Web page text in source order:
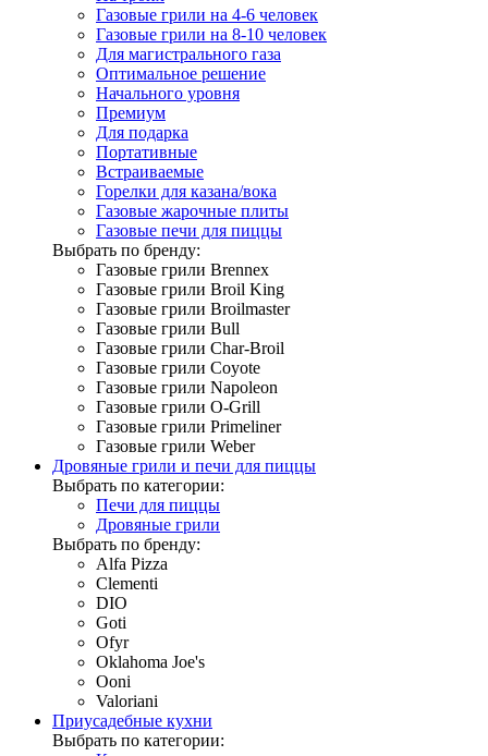
Газовые грили на 4-6 человек
Газовые грили на 8-10 человек
Для магистрального газа
Оптимальное решение
Начального уровня
Премиум
Для подарка
Портативные
Встраиваемые
Горелки для казана/вока
Газовые жарочные плиты
Газовые печи для пиццы
Выбрать по бренду:
Газовые грили Brennex
Газовые грили Broil King
Газовые грили Broilmaster
Газовые грили Bull
Газовые грили Char-Broil
Газовые грили Coyote
Газовые грили Napoleon
Газовые грили O-Grill
Газовые грили Primeliner
Газовые грили Weber
Дровяные грили и печи для пиццы
Выбрать по категории:
Печи для пиццы
Дровяные грили
Выбрать по бренду:
Alfa Pizza
Clementi
DIO
Goti
Ofyr
Oklahoma Joe's
Ooni
Valoriani
Приусадебные кухни
Выбрать по категории: